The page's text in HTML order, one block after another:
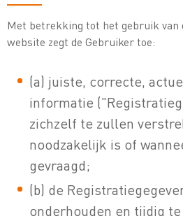
Met betrekking tot het gebruik van
website zegt de Gebruiker toe:
(a) juiste, correcte,
informatie
zichzelf te zullen
noodzakelijk is of
gevraagd;
(b) de
onderhouden en tijdig